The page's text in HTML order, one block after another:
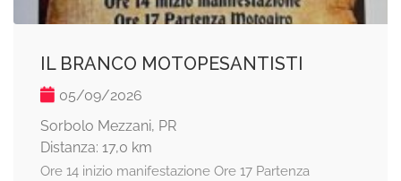
IL BRANCO MOTOPESANTISTI
05/09/2026
Sorbolo Mezzani, PR
Distanza: 17,0 km
Ore 14 inizio manifestazione Ore 17 Partenza